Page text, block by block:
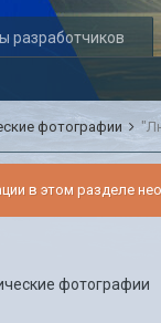
разработчиков
фотографии
в этом разделе
фотографии